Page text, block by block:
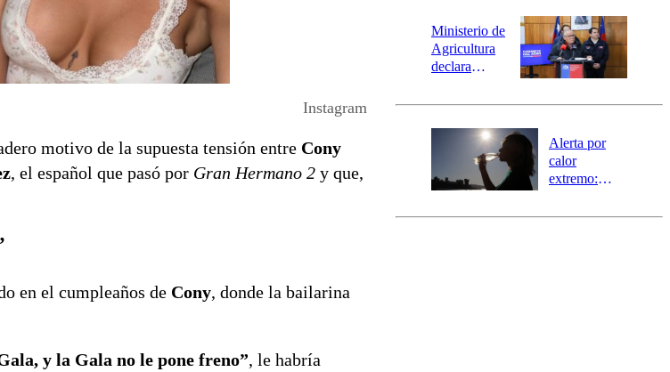
Instagram
motivo de la supuesta tensión entre Cony
, el español que pasó por Gran Hermano 2 y que,
en el cumpleaños de Cony, donde la bailarina
y la Gala no le pone freno”, le habría
epicentro
Ministerio de
Agricultura
declara
agrícola para
Alerta por
calor
extremo:
activa Alerta